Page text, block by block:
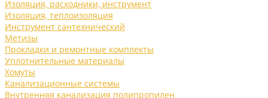
Изоляция, расходники, инструмент
Изоляция, теплоизоляция
Инструмент сантехнический
Метизы
Прокладки и ремонтные комплекты
Уплотнительные материалы
Хомуты
Канализационные системы
Внутренняя канализация полипропилен